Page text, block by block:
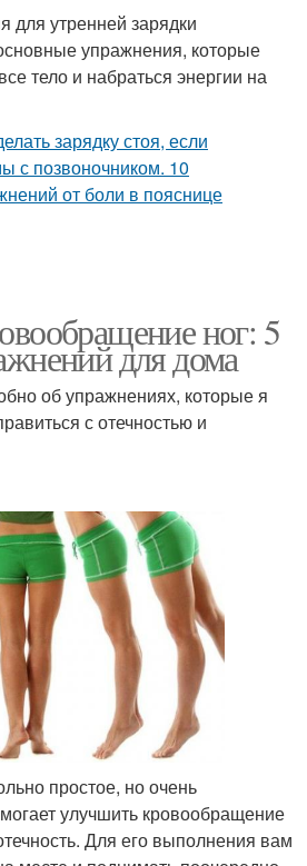
утренней зарядки
упражнения, которые
тело и набраться энергии на
ног: 5
для дома
об упражнениях, которые я
с отечностью и
простое, но очень
улучшить кровообращение
Для его выполнения вам